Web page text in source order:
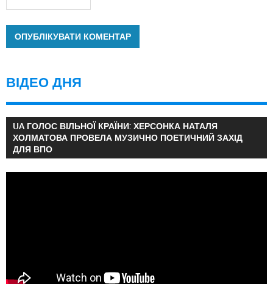
ВІДЕО ДНЯ
UA ГОЛОС ВІЛЬНОЇ КРАЇНИ: ХЕРСОНКА НАТАЛЯ
ХОЛМАТОВА ПРОВЕЛА МУЗИЧНО ПОЕТИЧНИЙ ЗАХІД
ДЛЯ ВПО